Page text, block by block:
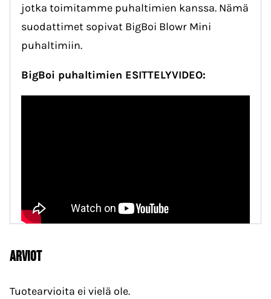
jotka toimitamme puhaltimien kanssa. Nämä
suodattimet sopivat BigBoi Blowr Mini
puhaltimiin.
BigBoi puhaltimien ESITTELYVIDEO:
Arviot
Tuotearvioita ei vielä ole.